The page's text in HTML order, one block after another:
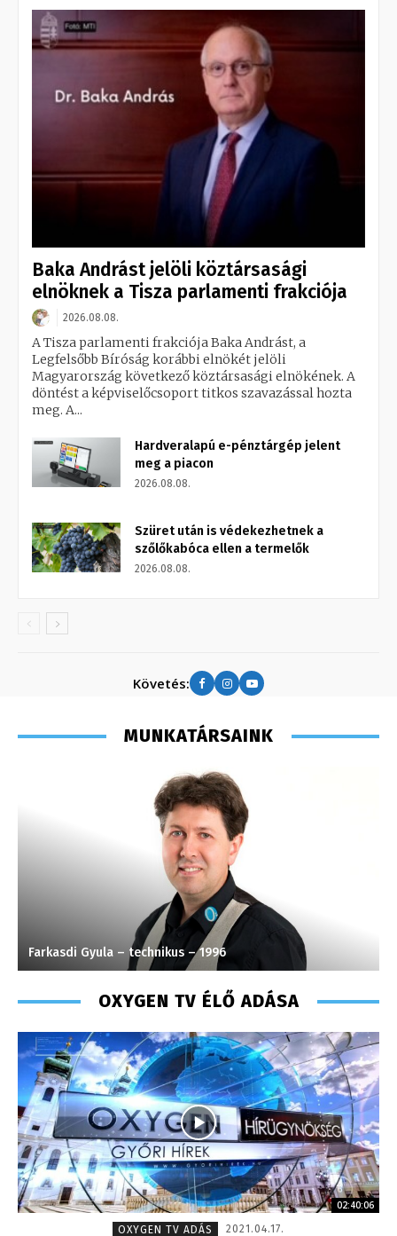
Baka Andrást jelöli köztársasági
elnöknek a Tisza parlamenti frakciója
2026.08.08.
A Tisza parlamenti frakciója Baka Andrást, a
Legfelsőbb Bíróság korábbi elnökét jelöli
Magyarország következő köztársasági elnökének. A
döntést a képviselőcsoport titkos szavazással hozta
meg. A...
Hardveralapú e-pénztárgép jelent
meg a piacon
2026.08.08.
Szüret után is védekezhetnek a
szőlőkabóca ellen a termelők
2026.08.08.
Követés:
MUNKATÁRSAINK
Farkasdi Gyula – technikus – 1996
OXYGEN TV ÉLŐ ADÁSA
02:40:06
OXYGEN TV ADÁS
2021.04.17.